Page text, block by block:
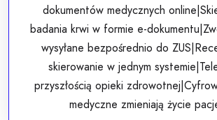
dokumentów medycznych
badania krwi w formie e-
wysyłane bezpośrednio do
skierowanie w jednym
przyszłością opieki
medyczne zmieniają życie